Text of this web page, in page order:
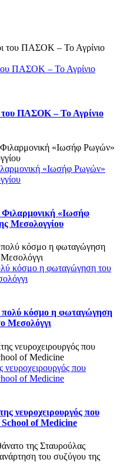
ΠΑΣΟΚ – Το Αγρίνιο
ΠΑΣΟΚ – Το Αγρίνιο
«Ιωσήφ Ρωγών»
«Ιωσήφ
Μεσολογγίου
κόσμο η φωταγώγηση του
πολύ κόσμο η φωταγώγηση
Μεσολόγγι
που
of Medicine
νευροχειρουργός που
of Medicine